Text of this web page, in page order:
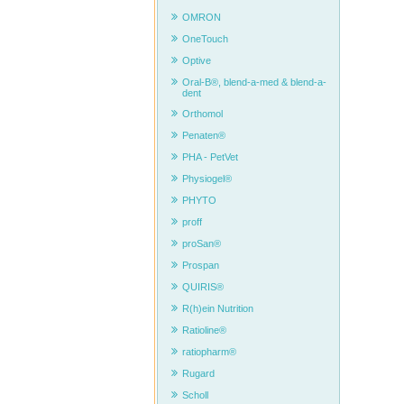
OMRON
OneTouch
Optive
Oral-B®, blend-a-med & blend-a-
dent
Orthomol
Penaten®
PHA - PetVet
Physiogel®
PHYTO
proff
proSan®
Prospan
QUIRIS®
R(h)ein Nutrition
Ratioline®
ratiopharm®
Rugard
Scholl